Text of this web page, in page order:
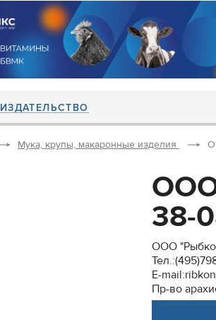
ИЗДАТЕЛЬСТВО
Мука, крупы, макаронные изделия
ООО
38-
ООО
E-
Пр-во